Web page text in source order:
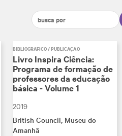
BIBLIOGRÁFICO / PUBLICAÇÃO
Livro Inspira Ciência:
Programa de formação de
professores da educação
básica - Volume 1
2019
British Council, Museu do
Amanhã